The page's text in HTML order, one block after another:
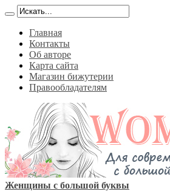
Главная
Контакты
Об авторе
Карта сайта
Магазин бижутерии
Правообладателям
Женщины с большой буквы